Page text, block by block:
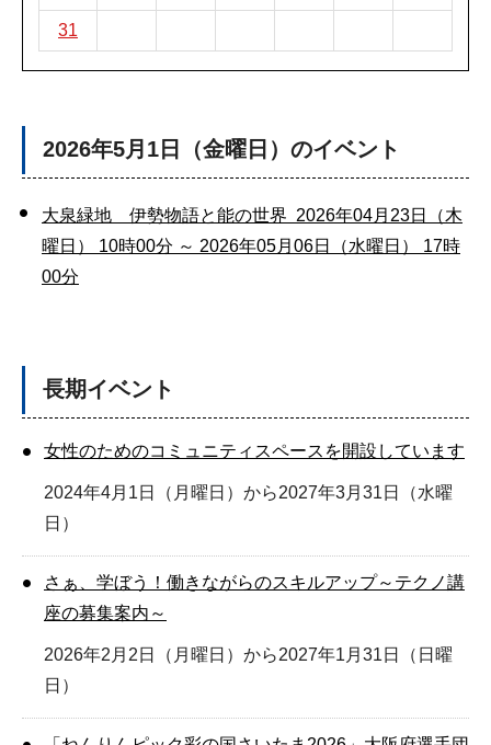
31
2026年5月1日（金曜日）のイベント
大泉緑地 伊勢物語と能の世界 2026年04月23日（木
曜日） 10時00分 ～ 2026年05月06日（水曜日） 17時
00分
長期イベント
女性のためのコミュニティスペースを開設しています
2024年4月1日（月曜日）から2027年3月31日（水曜
日）
さぁ、学ぼう！働きながらのスキルアップ～テクノ講
座の募集案内～
2026年2月2日（月曜日）から2027年1月31日（日曜
日）